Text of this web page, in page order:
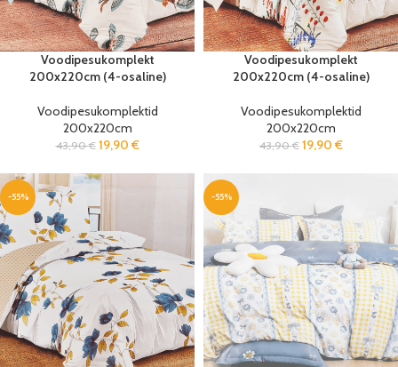
Voodipesukomplekt
200x220cm (4-osaline)
Voodipesukomplektid
200x220cm
43,90€ 19,90 €
Voodipesukomplekt
200x220cm (4-osaline)
Voodipesukomplektid
200x220cm
43,90€ 19,90 €
-55% -55%